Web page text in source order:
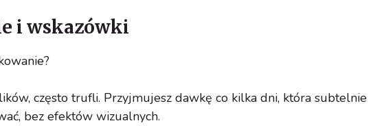
i wskazówki
często trufli. Przyjmujesz dawkę co kilka dni, która subtelnie
bez efektów wizualnych.